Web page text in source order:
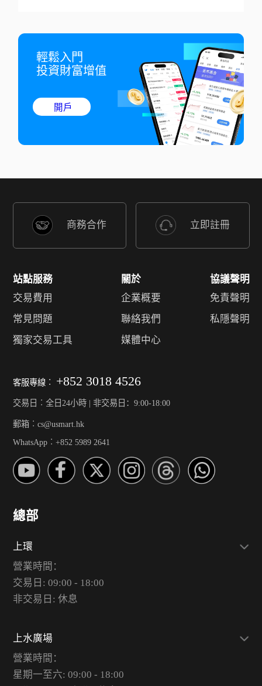
輕鬆入門
投資財富增值
開戶
商務合作 立即註冊
站點服務
交易費用
常見問題
獨家交易工具
關於
企業概要
聯絡我們
媒體中心
協議聲明
免責聲明
私隱聲明
客服專線︰ +852 3018 4526
交易日︰全日24小時 | 非交易日：9:00-18:00
郵箱︰cs@usmart.hk
WhatsApp︰+852 5989 2641
總部
上環
營業時間：
交易日: 09:00 - 18:00
非交易日: 休息
上水廣場
營業時間：
星期一至六: 09:00 - 18:00